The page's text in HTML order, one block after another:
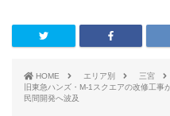
HOME エリア別
三宮
旧東急ハンズ・M-1スクエアの改修工
民間開発へ波及